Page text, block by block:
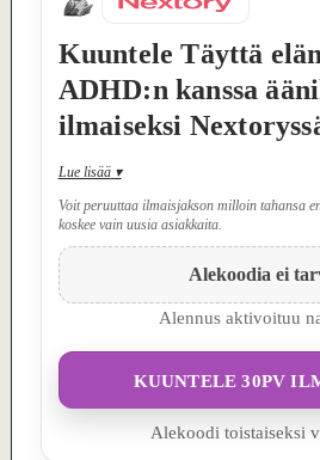
Kuuntele Täyttä
ADHD:n kanssa
ilmaiseksi
Lue lisää ▾
Voit peruuttaa ilmaisjakson milloin tahansa
koskee vain uusia asiakkaita.
Alekoodia ei
Alennus aktivoituu
KUUNTELE 30PV
Alekoodi toistaiseksi